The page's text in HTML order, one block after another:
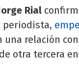
Rial
periodista,
una relación
otra tercera